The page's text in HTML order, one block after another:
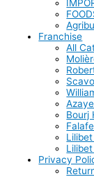
Franchise
All
Bourj
Privacy